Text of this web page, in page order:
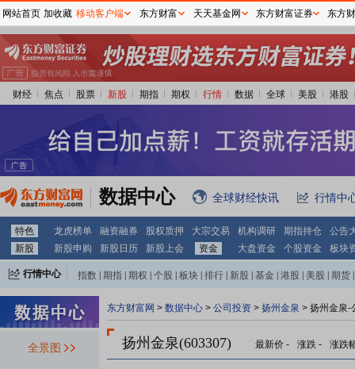
财经 焦点 股票 新股 期指 期权 行情 数据 全球 美股 港股
数据中心 全球财经快讯 行情中
特色 龙虎榜单 融资融券 股权质押 大宗交易 机构调研 期指持仓
公告
新股
新股申购 新股日历 新股上会 资金 大盘资金 个股资金 板块
行情中心 指数 期指 期权 个股 板块 排行 新股 基金 港股 美股 期货
全景图
东方财富网 > 数据中心 > 公司投资 > 扬州金泉 > 扬州金泉-
扬州金泉(603307) 最新价 - 涨跌 - 涨跌
网站首页 加收藏 移动客户端 东方财富 天天基金网 东方财富证券 东方